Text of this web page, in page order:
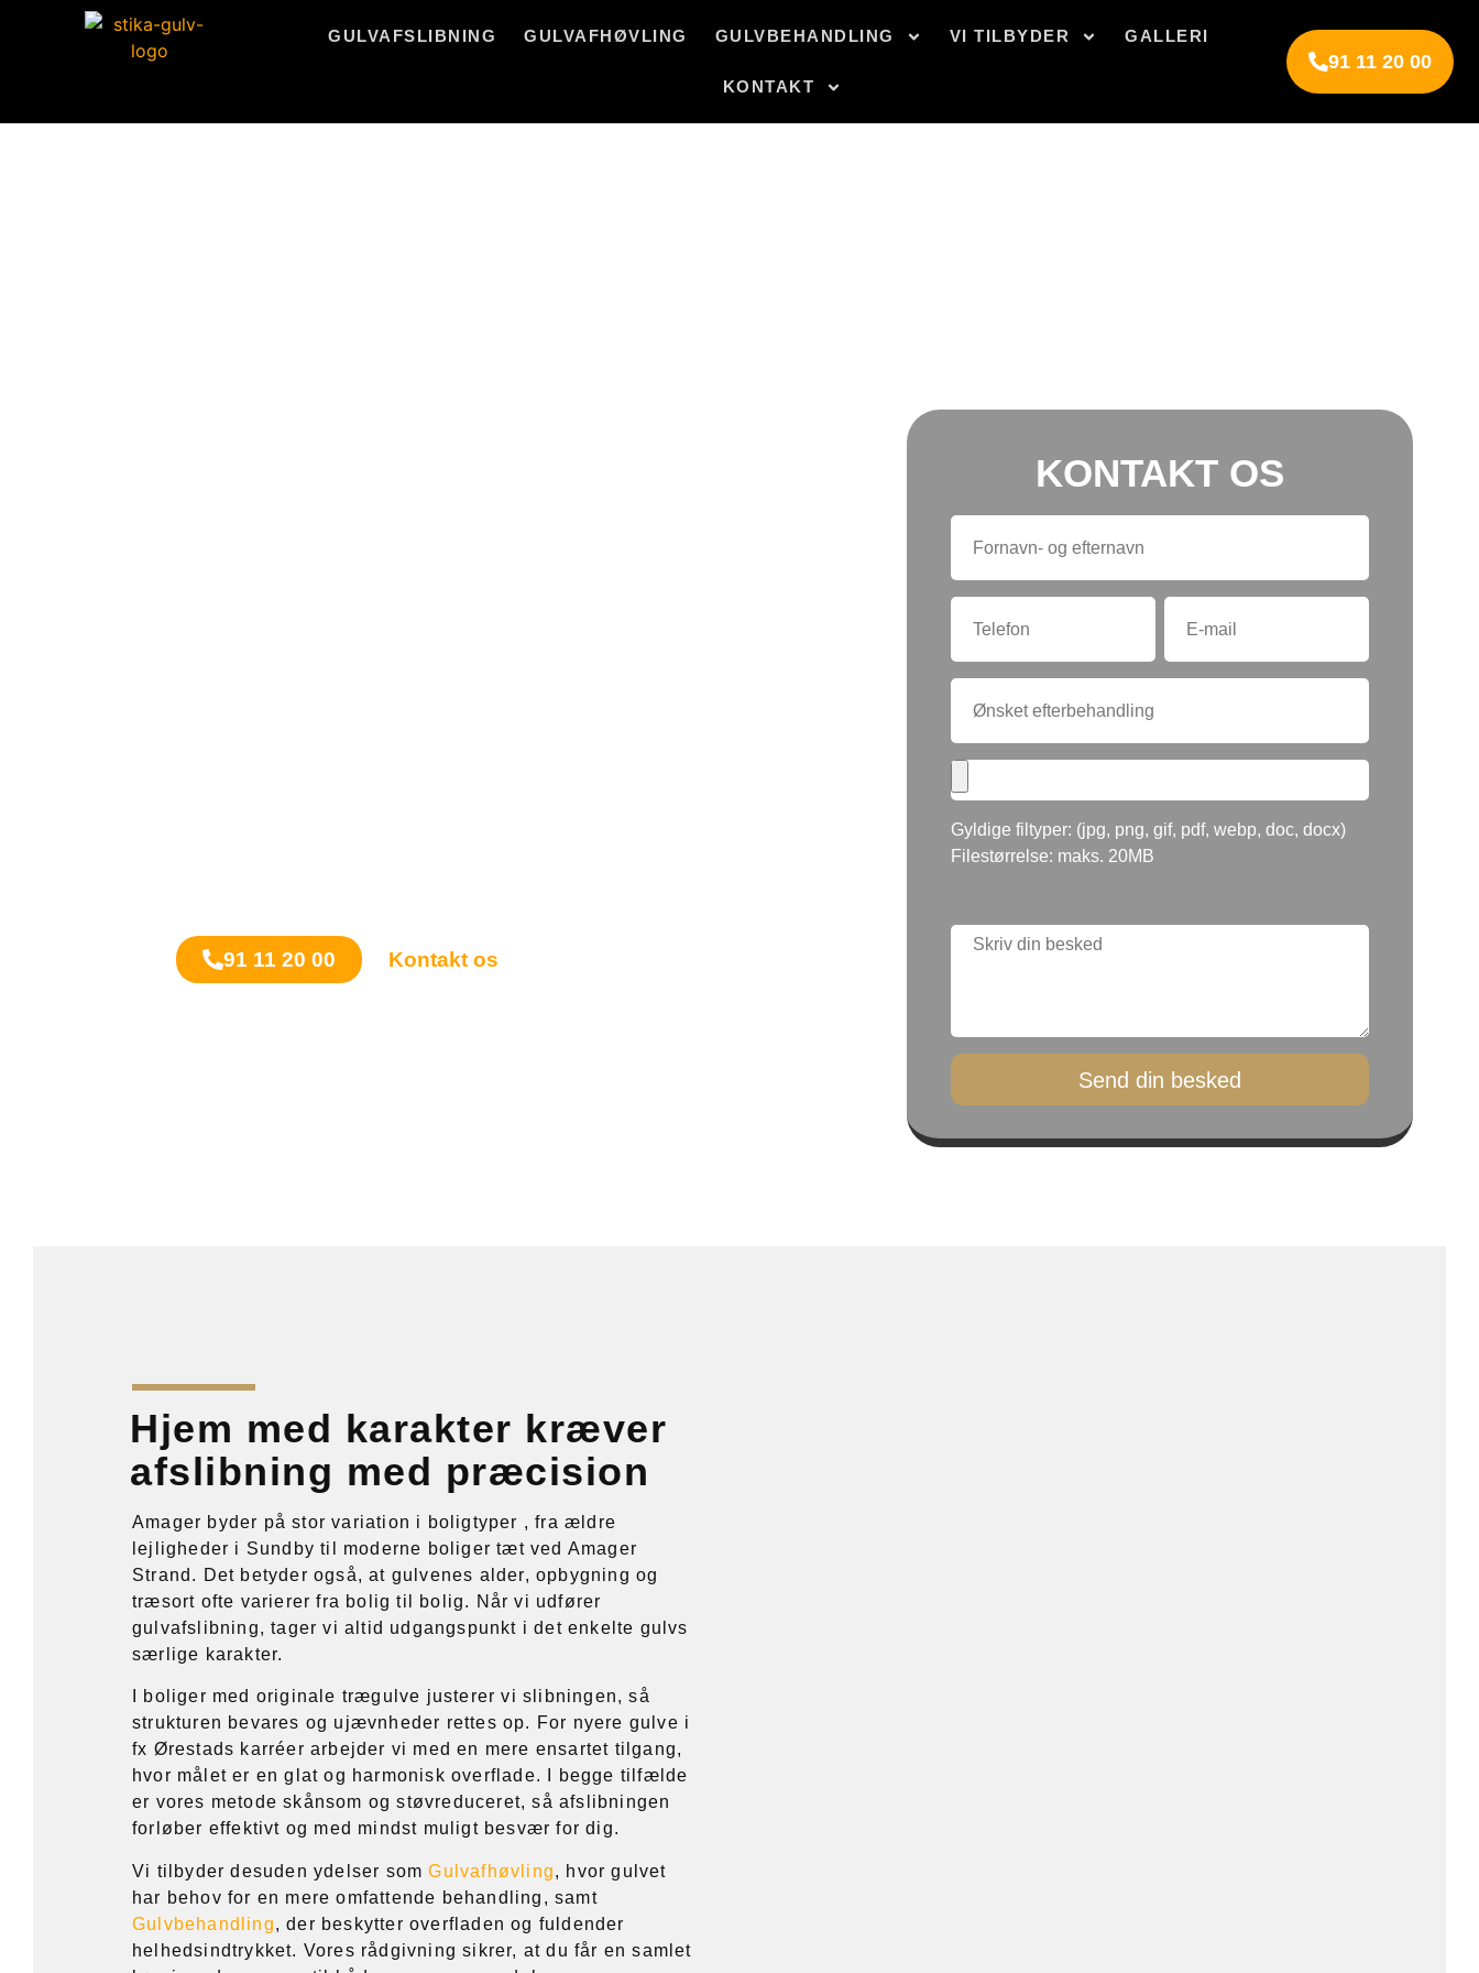
GULVAFSLIBNING GULVAFHØVLING GULVBEHANDLING VI TILBYDER GALLERI
KONTAKT
91 11 20 00
91 11 20 00 Kontakt os
KONTAKT OS
Gyldige filtyper: (jpg, png, gif, pdf, webp, doc, docx)
Filestørrelse: maks. 20MB
Send din besked
Hjem med karakter kræver
afslibning med præcision
Amager byder på stor variation i boligtyper , fra ældre
lejligheder i Sundby til moderne boliger tæt ved Amager
Strand. Det betyder også, at gulvenes alder, opbygning og
træsort ofte varierer fra bolig til bolig. Når vi udfører
gulvafslibning, tager vi altid udgangspunkt i det enkelte gulvs
særlige karakter.
I boliger med originale trægulve justerer vi slibningen, så
strukturen bevares og ujævnheder rettes op. For nyere gulve i
fx Ørestads karréer arbejder vi med en mere ensartet tilgang,
hvor målet er en glat og harmonisk overflade. I begge tilfælde
er vores metode skånsom og støvreduceret, så afslibningen
forløber effektivt og med mindst muligt besvær for dig.
Vi tilbyder desuden ydelser somGulvafhøvling, hvor gulvet
har behov for en mere omfattende behandling, samt
Gulvbehandling, der beskytter overfladen og fuldender
helhedsindtrykket. Vores rådgivning sikrer, at du får en samlet